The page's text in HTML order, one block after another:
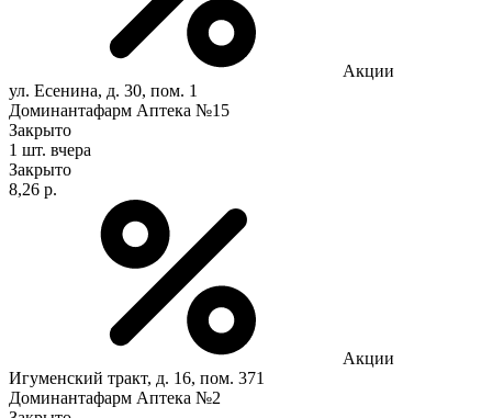
Акции
ул. Есенина, д. 30, пом. 1
Доминантафарм Аптека №15
Закрыто
1 шт. вчера
Закрыто
8,26 р.
Акции
Игуменский тракт, д. 16, пом. 371
Доминантафарм Аптека №2